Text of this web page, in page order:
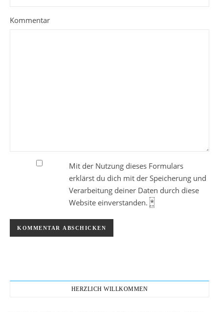
Kommentar
Mit der Nutzung dieses Formulars
erklärst du dich mit der Speicherung und
Verarbeitung deiner Daten durch diese
Website einverstanden. *
HERZLICH WILLKOMMEN